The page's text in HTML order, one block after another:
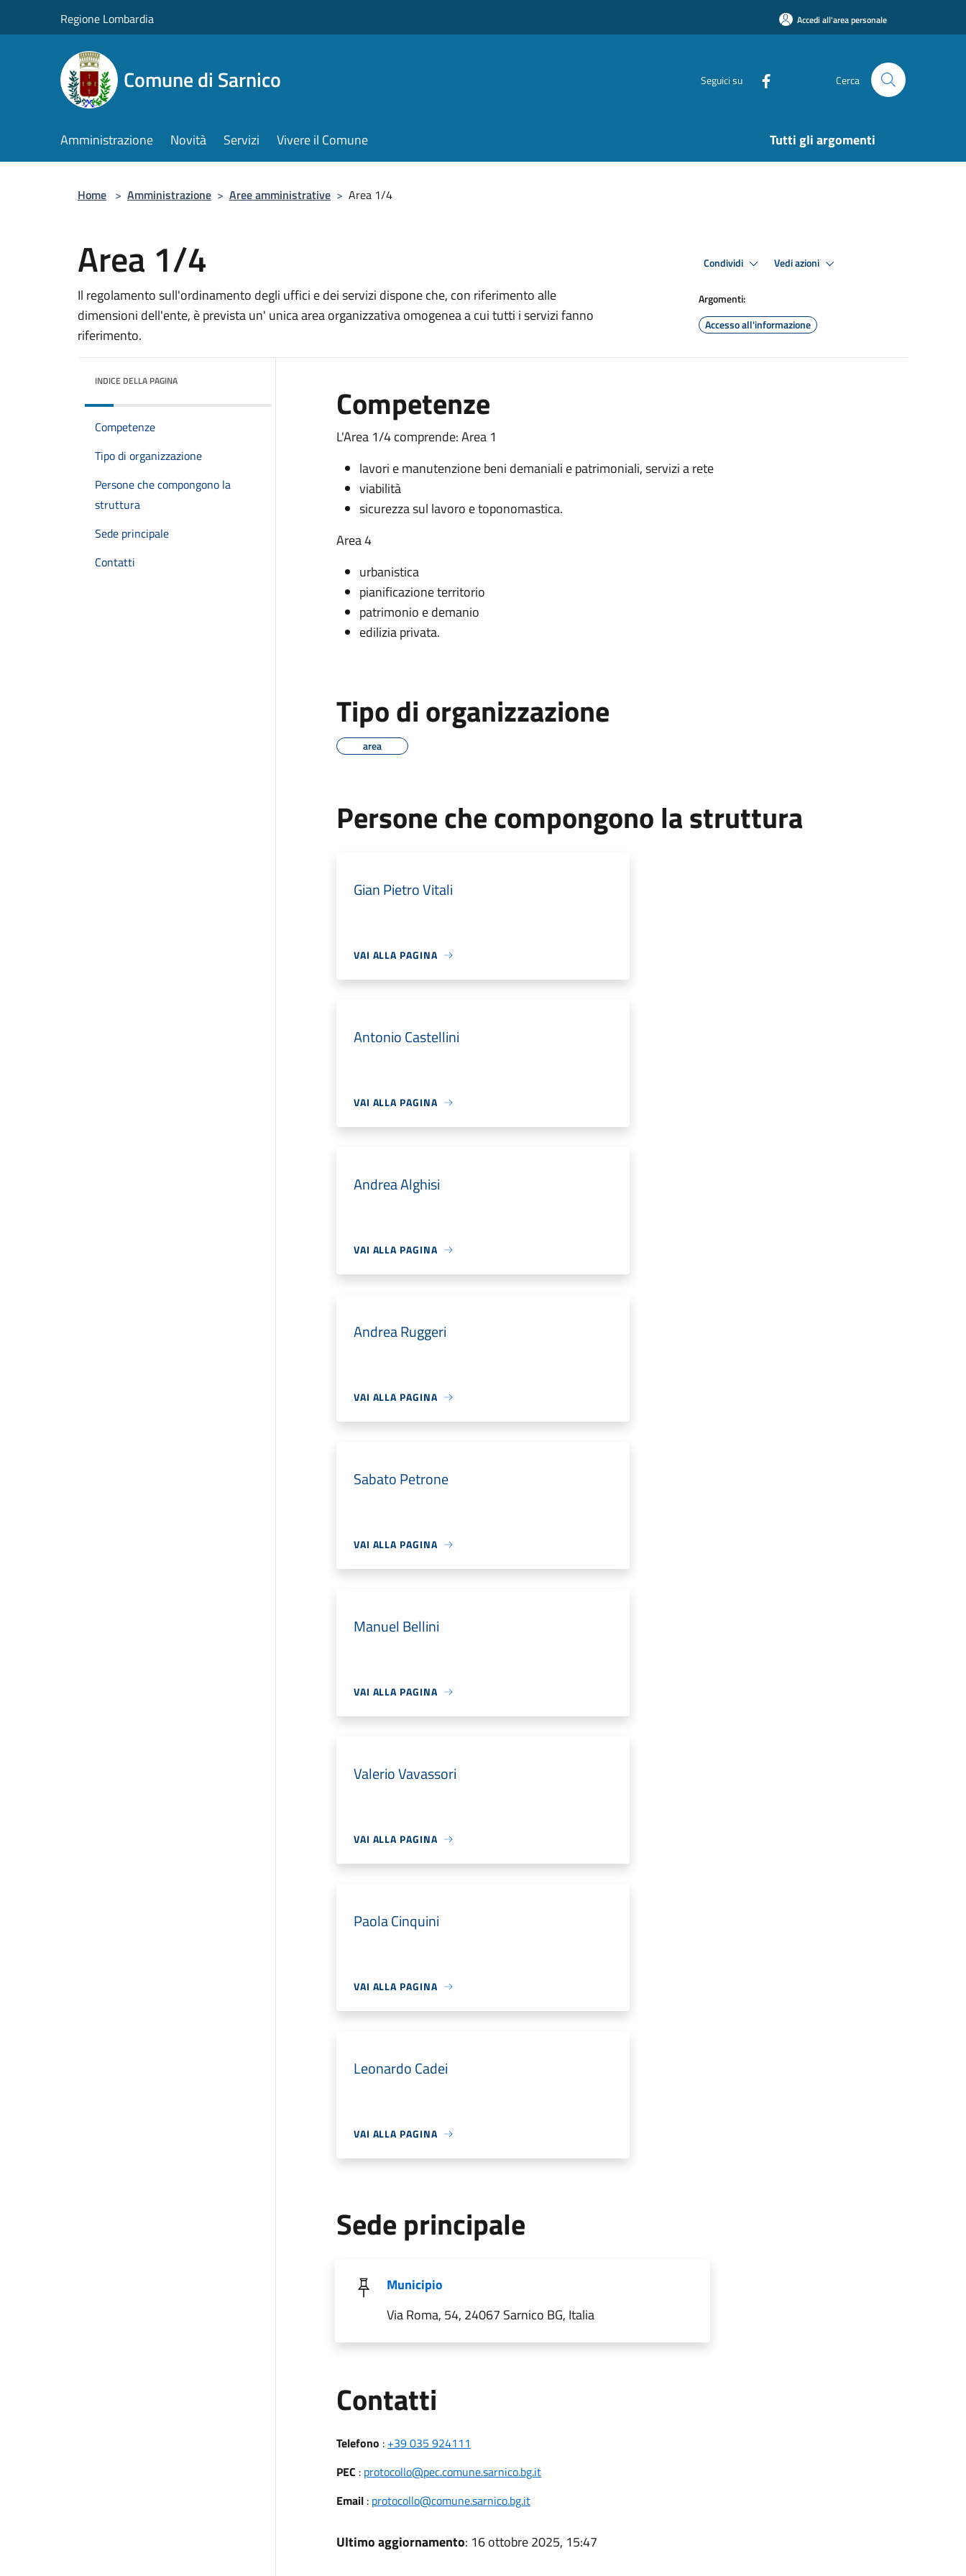
Regione Lombardia Accedi all'area personale
Comune di Sarnico Seguici su Cerca
Amministrazione Novità Servizi Vivere il Comune Tutti gli argomenti
Home > Amministrazione > Aree amministrative > Area 1/4
Area 1/4
Il regolamento sull'ordinamento degli uffici e dei servizi dispone che, con riferimento alle
dimensioni dell'ente, è prevista un' unica area organizzativa omogenea a cui tutti i servizi fanno
riferimento.
Condividi Vedi azioni
Argomenti:
Accesso all'informazione
INDICE DELLA PAGINA
Competenze
Tipo di organizzazione
Persone che compongono la
struttura
Sede principale
Contatti
Competenze
L'Area 1/4 comprende: Area 1
lavori e manutenzione beni demaniali e patrimoniali, servizi a rete
viabilità
sicurezza sul lavoro e toponomastica.
Area 4
urbanistica
pianificazione territorio
patrimonio e demanio
edilizia privata.
Tipo di organizzazione
area
Persone che compongono la struttura
Gian Pietro Vitali
VAI ALLA PAGINA
Antonio Castellini
VAI ALLA PAGINA
Andrea Alghisi
VAI ALLA PAGINA
Andrea Ruggeri
VAI ALLA PAGINA
Sabato Petrone
VAI ALLA PAGINA
Manuel Bellini
VAI ALLA PAGINA
Valerio Vavassori
VAI ALLA PAGINA
Paola Cinquini
VAI ALLA PAGINA
Leonardo Cadei
VAI ALLA PAGINA
Sede principale
Municipio
Via Roma, 54, 24067 Sarnico BG, Italia
Contatti
Telefono : +39 035 924111
PEC : protocollo@pec.comune.sarnico.bg.it
Email: protocollo@comune.sarnico.bg.it
Ultimo aggiornamento: 16 ottobre 2025, 15:47